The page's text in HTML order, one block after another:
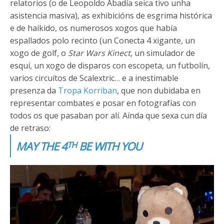
relatorios (o de Leopoldo Abadía seica tivo unha
asistencia masiva), as exhibicións de esgrima histórica
e de haikido, os numerosos xogos que había
espallados polo recinto (un Conecta 4 xigante, un
xogo de golf, o Star Wars Kinect, un simulador de
esquí, un xogo de disparos con escopeta, un futbolín,
varios circuítos de Scalextric… e a inestimable
presenza da Tropa Korriban, que non dubidaba en
representar combates e posar en fotografías con
todos os que pasaban por alí. Aínda que sexa cun día
de retraso:
MAY THE 4THBE WITH YOU